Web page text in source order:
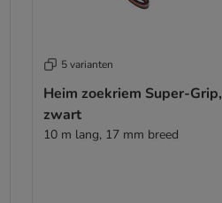
5 varianten
Heim zoekriem Super-Grip,
zwart
10 m lang, 17 mm breed